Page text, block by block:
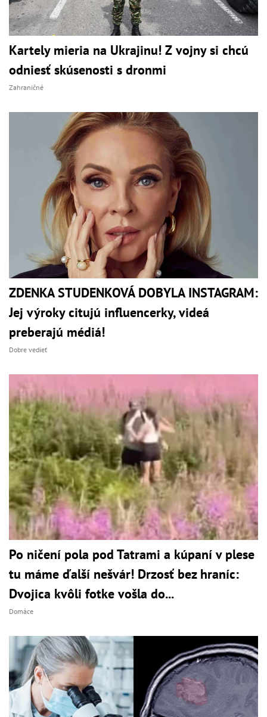
Kartely mieria na Ukrajinu! Z vojny si chcú
odniesť skúsenosti s dronmi
Zahraničné
ZDENKA STUDENKOVÁ DOBYLA INSTAGRAM:
Jej výroky citujú influencerky, videá
preberajú médiá!
Dobre vedieť
Po ničení pola pod Tatrami a kúpaní v plese
tu máme ďalší nešvár! Drzosť bez hraníc:
Dvojica kvôli fotke vošla do...
Domáce